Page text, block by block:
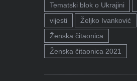
Tematski blok o Ukrajini
vijesti
Željko Ivanković
Ženska čitaonica
Ženska čitaonica 2021